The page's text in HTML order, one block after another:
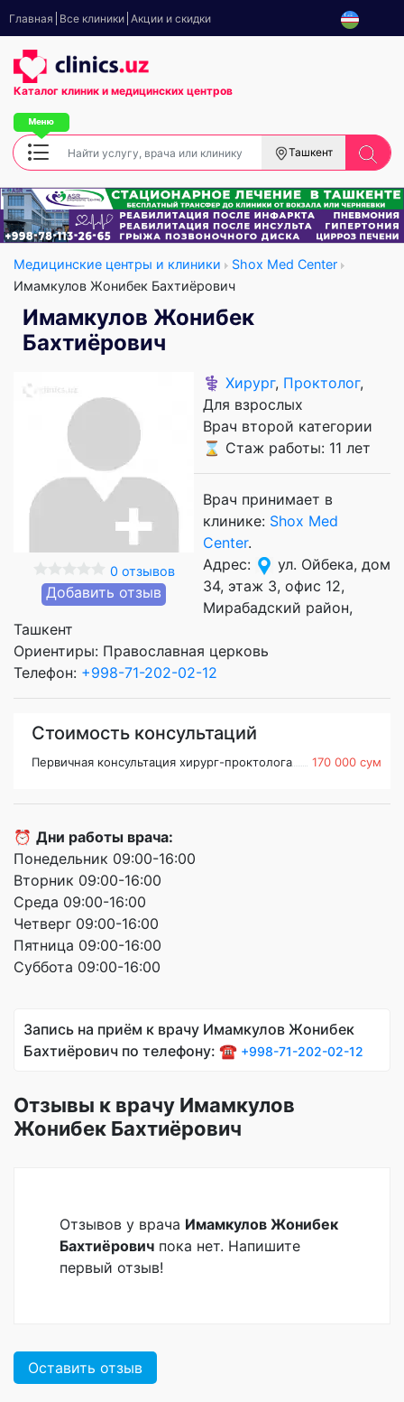
Главная Все клиники Акции и скидки
Каталог клиник и медицинских центров
Ташкент
Медицинские центры и клиники
Shox Med Center
Имамкулов Жонибек Бахтиёрович
Имамкулов Жонибек
Бахтиёрович
0 отзывов
Добавить отзыв
⚕️ Хирург, Проктолог,
Для взрослых
Врач второй категории
⌛ Стаж работы: 11 лет
Врач принимает в
клинике: Shox Med
Center.
Адрес:
ул. Ойбека, дом
34, этаж 3, офис 12,
Мирабадский район,
Ташкент
Ориентиры: Православная церковь
Телефон: +998-71-202-02-12
Стоимость консультаций
Первичная консультация хирург-проктолога 170 000 сум
⏰ Дни работы врача:
Понедельник 09:00-16:00
Вторник 09:00-16:00
Среда 09:00-16:00
Четверг 09:00-16:00
Пятница 09:00-16:00
Суббота 09:00-16:00
Запись на приём к врачу Имамкулов Жонибек
Бахтиёрович по телефону: ☎️ +998-71-202-02-12
Отзывы к врачу Имамкулов
Жонибек Бахтиёрович
Отзывов у врача Имамкулов Жонибек
Бахтиёрович пока нет. Напишите
первый отзыв!
Оставить отзыв